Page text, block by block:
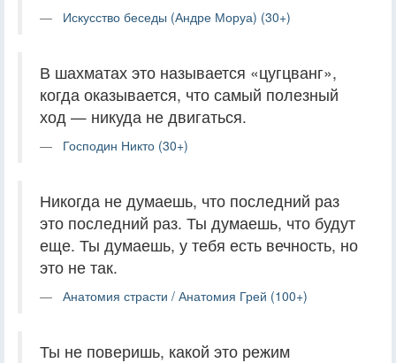
Искусство беседы (Андре Моруа) (30+)
В шахматах это называется «цугцванг»,
когда оказывается, что самый полезный
ход — никуда не двигаться.
Господин Никто (30+)
Никогда не думаешь, что последний раз
это последний раз. Ты думаешь, что будут
еще. Ты думаешь, у тебя есть вечность, но
это не так.
Анатомия страсти / Анатомия Грей (100+)
Ты не поверишь, какой это режим